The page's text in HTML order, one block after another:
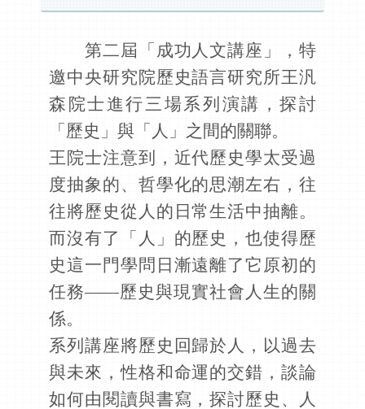
第二屆「成功人文講座」，特
邀中央研究院歷史語言研究所王汎
森院士進行三場系列演講，探討
「歷史」與「人」之間的關聯。
王院士注意到，近代歷史學太受過
度抽象的、哲學化的思潮左右，往
往將歷史從人的日常生活中抽離。
而沒有了「人」的歷史，也使得歷
史這一門學問日漸遠離了它原初的
任務——歷史與現實社會人生的關
係。
系列講座將歷史回歸於人，以過去
與未來，性格和命運的交錯，談論
如何由閱讀與書寫，探討歷史、人